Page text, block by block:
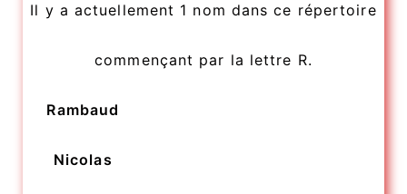
Il y a actuellement 1 nom dans ce répertoire
commençant par la lettre R.
Rambaud
Nicolas